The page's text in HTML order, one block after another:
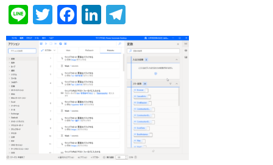
Li
n
e
T
w
it
te
F
a
c
e
b
o
o
k
Li
n
k
dI
el
e
gr
a
m